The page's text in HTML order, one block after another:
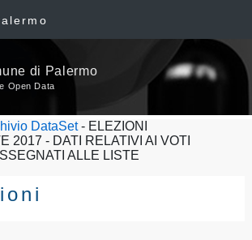
di Palermo
Open Data
DataSet- ELEZIONI
2017 - DATI RELATIVI AI VOTI
ALLE LISTE